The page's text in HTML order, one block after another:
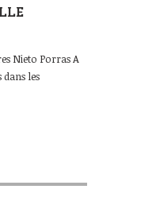
Nieto Porras A
les